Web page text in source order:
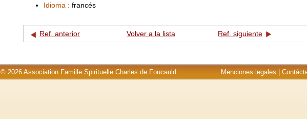
Idioma : francés
Ref. anterior Volver a la lista Ref. siguiente
Menciones legales
© 2026 Association Famille Spirituelle Charles de Foucauld